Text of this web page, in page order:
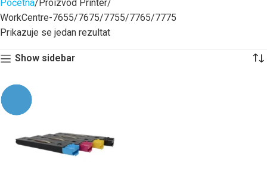
Početna Proizvod Printer
WorkCentre-7655/7675/7755/7765/7775
Prikazuje se jedan rezultat
Show sidebar